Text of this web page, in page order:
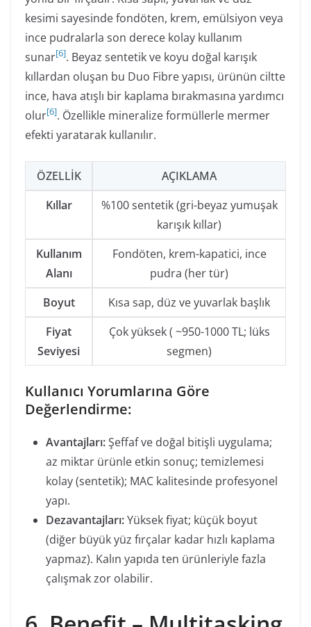
kesimi sayesinde fondöten, krem, emülsiyon veya
ince pudralarla son derece kolay kullanım
sunar[6]. Beyaz sentetik ve koyu doğal karışık
kıllardan oluşan bu Duo Fibre yapısı, ürünün ciltte
ince, hava atışlı bir kaplama bırakmasına yardımcı
olur[6]. Özellikle mineralize formüllerle mermer
efekti yaratarak kullanılır.
ÖZELLIK
AÇIKLAMA
Kıllar
%100 sentetik (gri-beyaz yumuşak
karışık kıllar)
Kullanım
Alanı
Fondöten, krem-kapatici, ince
pudra (her tür)
Boyut
Kısa sap, düz ve yuvarlak başlık
Fiyat
Seviyesi
Çok yüksek ( ~950-1000 TL; lüks
segmen)
Kullanıcı Yorumlarına Göre
Değerlendirme:
Avantajları:Şeffaf ve doğal bitişli uygulama;
az miktar ürünle etkin sonuç; temizlemesi
kolay (sentetik); MAC kalitesinde profesyonel
yapı.
Dezavantajları:Yüksek fiyat; küçük boyut
(diğer büyük yüz fırçalar kadar hızlı kaplama
yapmaz). Kalın yapıda ten ürünleriyle fazla
çalışmak zor olabilir.